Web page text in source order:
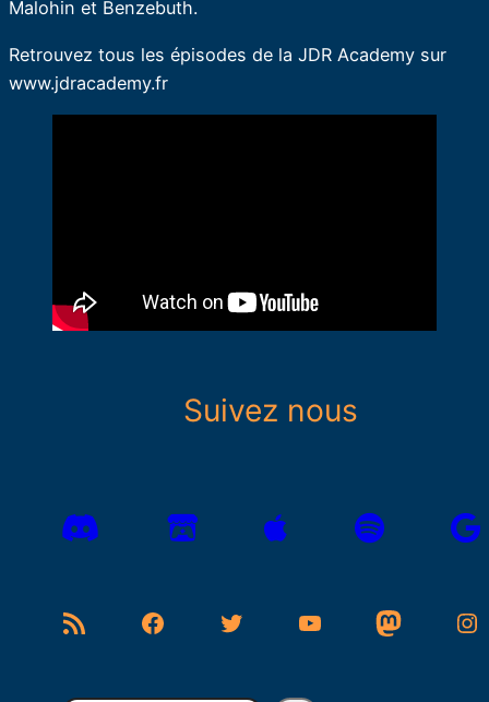
Malohin et Benzebuth.
Retrouvez tous les épisodes de la JDR Academy sur
www.jdracademy.fr
Suivez nous
Flux RSS Facebook Twitter YouTube Mastodon Instagram